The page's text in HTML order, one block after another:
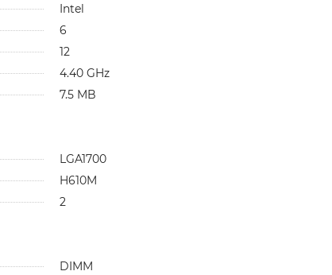
Intel
6
12
4.40 GHz
7.5 MB
LGA1700
H610M
2
DIMM